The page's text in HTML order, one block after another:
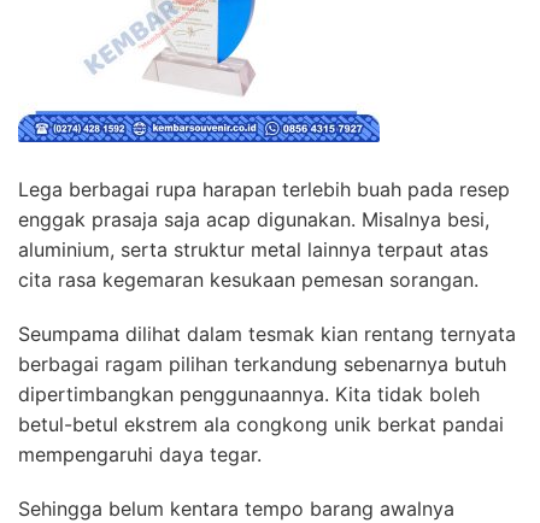
Lega berbagai rupa harapan terlebih buah pada resep
enggak prasaja saja acap digunakan. Misalnya besi,
aluminium, serta struktur metal lainnya terpaut atas
cita rasa kegemaran kesukaan pemesan sorangan.
Seumpama dilihat dalam tesmak kian rentang ternyata
berbagai ragam pilihan terkandung sebenarnya butuh
dipertimbangkan penggunaannya. Kita tidak boleh
betul-betul ekstrem ala congkong unik berkat pandai
mempengaruhi daya tegar.
Sehingga belum kentara tempo barang awalnya